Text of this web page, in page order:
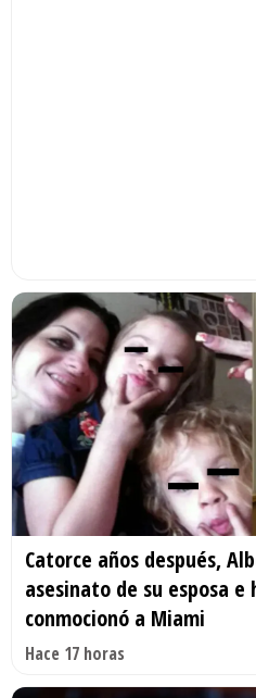
Catorce años después,
asesinato de su esposa e
conmocionó a Miami
Hace 17 horas